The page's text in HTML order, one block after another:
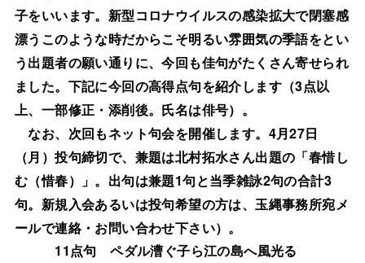
子をいいます。新型コロナウイルスの感染拡大で閉塞感
漂うこのような時だからこそ明るい雰囲気の季語をとい
う出題者の願い通りに、今回も佳句がたくさん寄せられ
ました。下記に今回の高得点句を紹介します（3点以
上、一部修正・添削後。氏名は俳号）。
なお、次回もネット句会を開催します。 4月27 日
（月）投句締切で、兼題は北村拓水さん出題の「春惜し
む（惜春）」。出句は兼題1句と当季雑詠2句の合計3
句。新規入会あるいは投句希望の方は、玉縄事務所宛メ
ールで連絡・お問い合わせ下さい）。
11 点句ペダル漕ぐ子ら江の島へ風光る